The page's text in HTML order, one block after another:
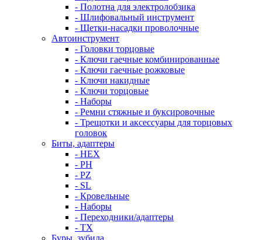
- Полотна для электролобзика
- Шлифовальный инструмент
- Щетки-насадки проволочные
Автоинструмент
- Головки торцовые
- Ключи гаечные комбинированные
- Ключи гаечные рожковые
- Ключи накидные
- Ключи торцовые
- Наборы
- Ремни стяжные и буксировочные
- Трещотки и аксессуары для торцовых
головок
Биты, адаптеры
- HEX
- PH
- PZ
- SL
- Кровельные
- Наборы
- Переходники/адаптеры
- ТX
Буры, зубила